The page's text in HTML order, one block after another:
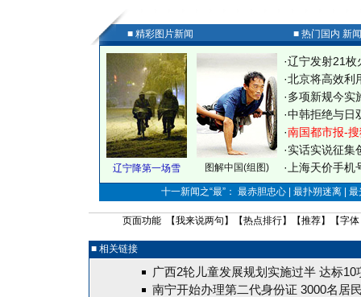
■ 精彩图片新闻 ■ 热门国内 新
辽宁降第一场雪 图解中国(组图)
·辽宁发射21枚
·北京将高效利
·多项新规今实
·中韩拒绝与日
·南国都市报-
·实话实说征集
· 上海天价手
十一新闻之“最”： 最赤胆忠心 | 最扑朔迷离 |
页面功能 【我来说两句 】【热点排行】【推荐】【字体
■ 相关链接
广西2轮儿童发展规划实施过半 达标10
南宁开始办理第二代身份证 3000名居